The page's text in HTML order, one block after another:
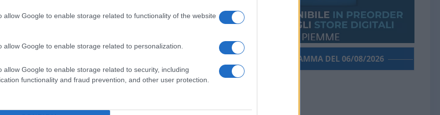
allow Google to enable storage related to functionality of the website
allow Google to enable storage related to personalization.
allow Google to enable storage related to security, including
functionality and fraud prevention, and other user protection.
un Istituto o società di credito
associazione o ente pubblico,
requisiti che variano a seconda delle
PORROGRAMMA DEL 06/08/2026